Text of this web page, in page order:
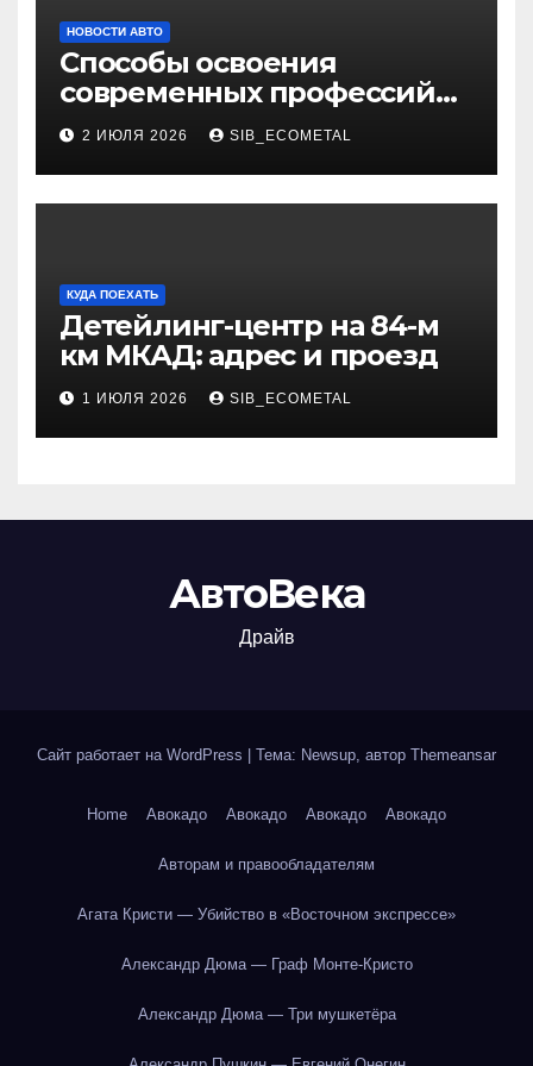
НОВОСТИ АВТО
Способы освоения
современных профессий
через онлайн-курсы
2 ИЮЛЯ 2026 SIB_ECOMETAL
КУДА ПОЕХАТЬ
Детейлинг-центр на 84-м
км МКАД: адрес и проезд
1 ИЮЛЯ 2026 SIB_ECOMETAL
АвтоВека
Драйв
Сайт работает на WordPress Тема: Newsup, автор Themeansar
Home Авокадо Авокадо Авокадо Авокадо
Авторам и правообладателям
Агата Кристи — Убийство в «Восточном экспрессе»
Александр Дюма — Граф Монте-Кристо
Александр Дюма — Три мушкетёра